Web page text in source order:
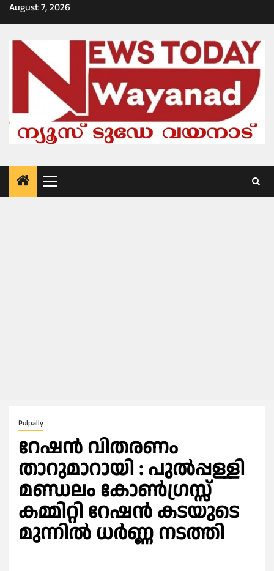
Skip
to
August 7, 2026
Primary
Menu
Pulpally
റേഷൻ വിതരണം
താറുമാറായി : പുൽപ്പള്ളി
മണ്ഡലം കോൺഗ്രസ്സ്
കമ്മിറ്റി റേഷൻ കടയുടെ
മുന്നിൽ ധർണ്ണ നടത്തി